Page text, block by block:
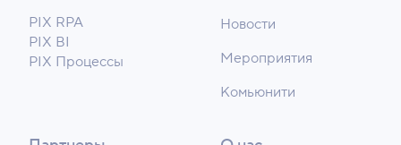
PIX RPA
PIX BI
PIX Процессы
Новости
Мероприятия
Комьюнити